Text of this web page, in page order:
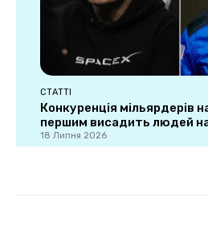
СТАТТІ
Конкуренція мільярдерів
першим висадить людей
18 Липня 2026